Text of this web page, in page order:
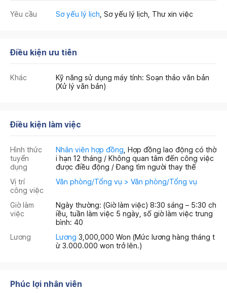
Yêu cầu Sơ yếu lý lịch , Sơ yếu lý lịch, Thư xin việc
Điều kiện ưu tiên
Khác
Kỹ năng sử dụng máy tính: Soạn thảo văn bản
(Xử lý văn bản)
Điều kiện làm việc
Hình thức
tuyển
dụng
Nhân viên hợp đồng , Hợp đồng lao động có thờ
i hạn 12 tháng / Không quan tâm đến công việc
được điều động / Đang tìm người thay thế
Vị trí
công việc
Văn phòng/Tổng vụ > Văn phòng/Tổng vụ
Giờ làm
việc
Ngày thường: (Giờ làm việc) 8:30 sáng – 5:30 ch
iều, tuần làm việc 5 ngày, số giờ làm việc trung
bình: 40
Lương
Lương 3,000,000 Won (Mức lương hàng tháng t
ừ 3.000.000 won trở lên.)
Phúc lợi nhân viên